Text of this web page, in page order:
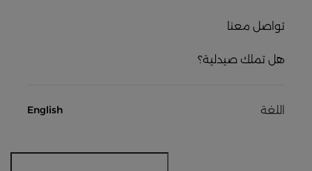
تواصل معنا
هل تملك صيدلية؟
اللغة English